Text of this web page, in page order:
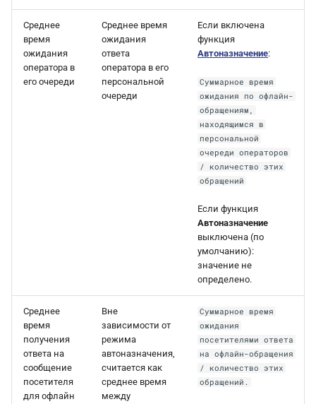
Среднее
время
ожидания
оператора в
его очереди
Cреднее время
ожидания
ответа
оператора в его
персональной
очереди
Если включена
функция
Автоназначение:
Суммарное время
ожидания по офлайн-
обращениям,
находящимся в
персональной
очереди операторов
/ количество этих
обращений
Если функция
Автоназначение
выключена (по
умолчанию):
значение не
определено.
Среднее
время
получения
ответа на
сообщение
посетителя
для офлайн
Вне
зависимости от
режима
автоназначения,
считается как
среднее время
между
Суммарное время
ожидания
посетителями ответа
на офлайн-обращения
/ количество этих
обращений.